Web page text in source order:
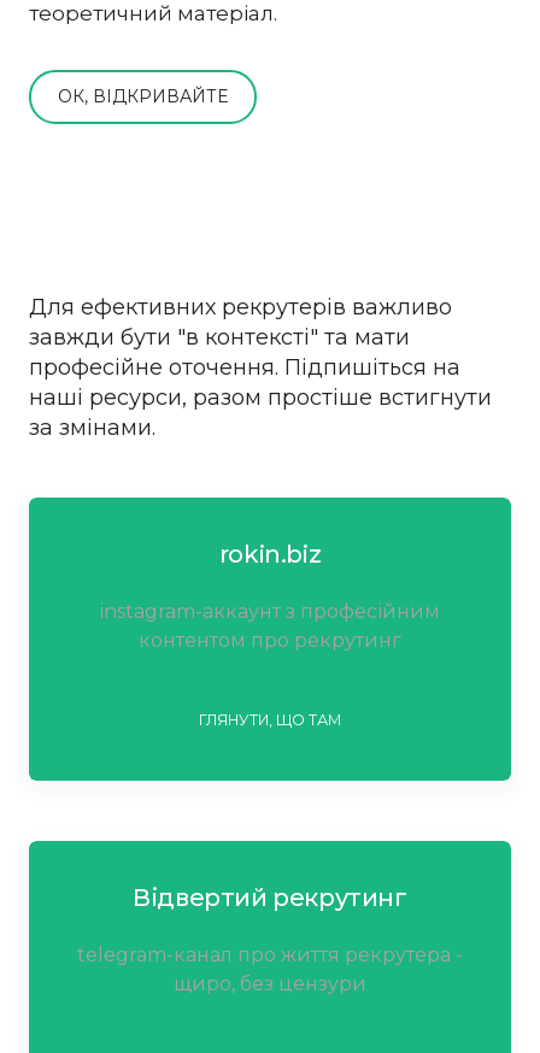
теоретичний матеріал.
ОК, ВІДКРИВАЙТЕ
Для ефективних рекрутерів важливо
завжди бути "в контексті" та мати
професійне оточення. Підпишіться на
наші ресурси, разом простіше встигнути
за змінами.
rokin.biz
instagram-аккаунт з професійним
контентом про рекрутинг
ГЛЯНУТИ, ЩО ТАМ
Відвертий рекрутинг
telegram-канал про життя рекрутера -
щиро, без цензури